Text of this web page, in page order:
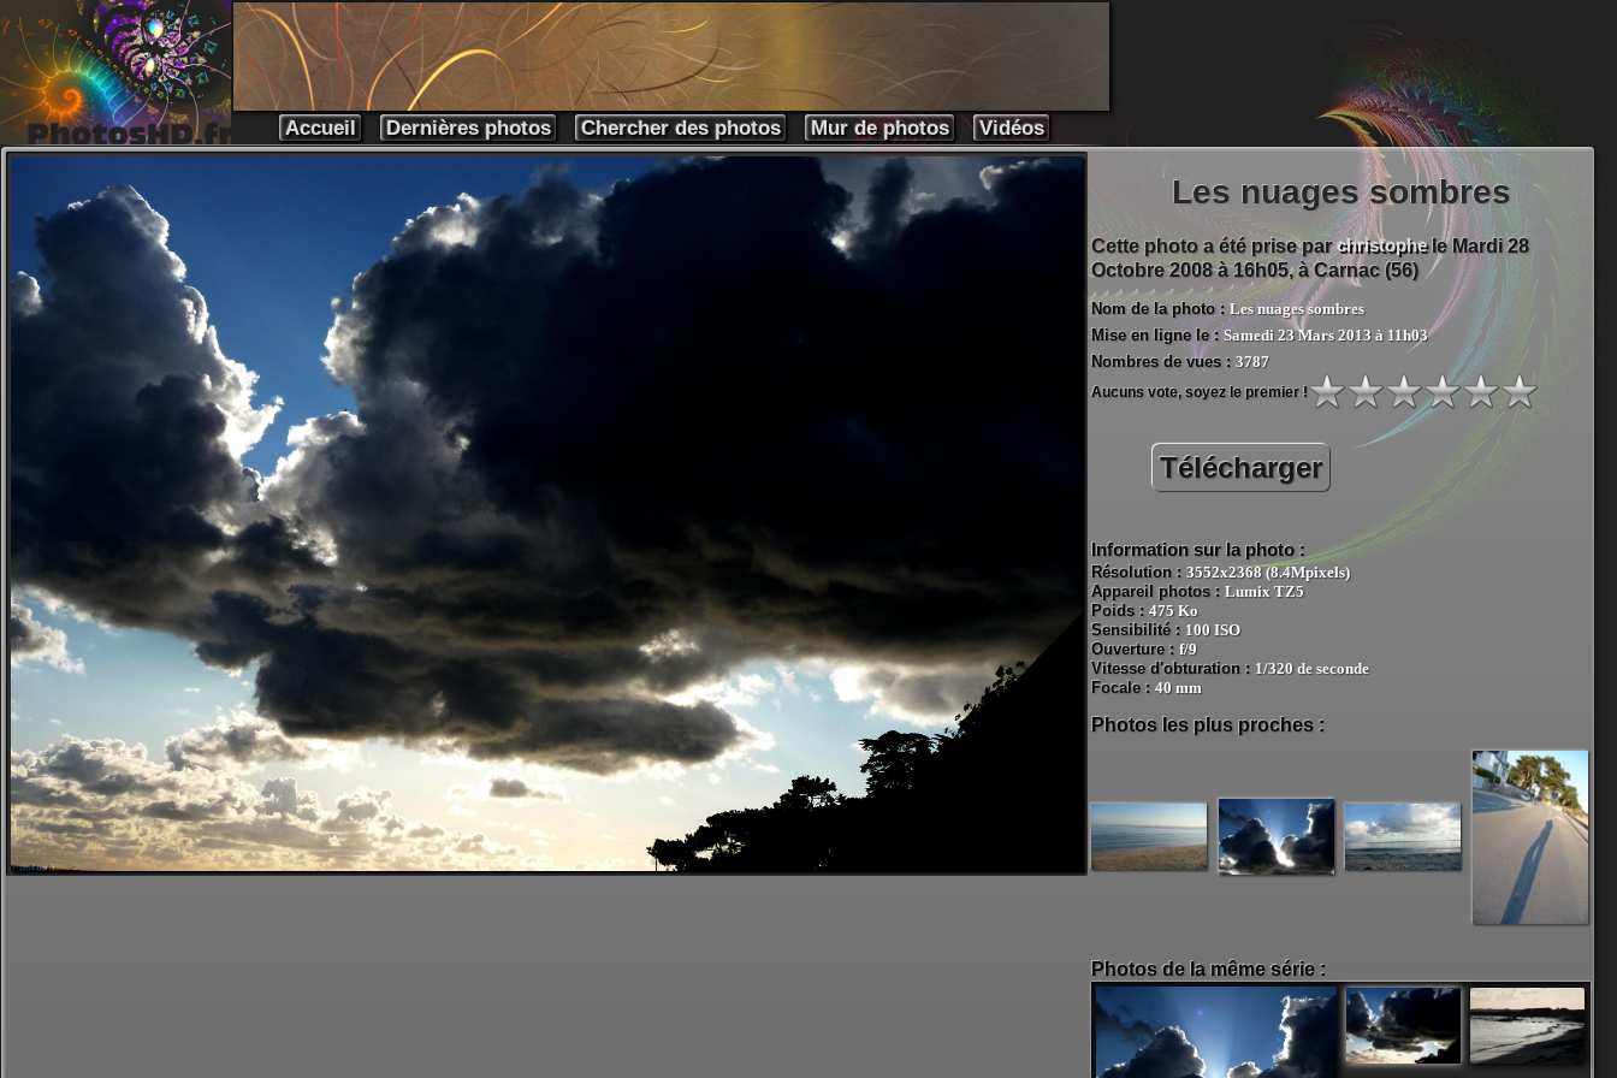
Accueil Dernières photos Chercher des photos Mur de photos Vidéos
Les nuages sombres
Cette photo a été prise parchristophele Mardi 28
Octobre 2008 à 16h05, àCarnac (56)
Nom de la photo : Les nuages sombres
Mise en ligne le : Samedi 23 Mars 2013 à 11h03
Nombres de vues : 3787
Aucuns vote, soyez le premier !
Télécharger
Information sur la photo :
Résolution : 3552x2368 (8.4Mpixels)
Appareil photos : Lumix TZ5
Poids : 475 Ko
Sensibilité : 100 ISO
Ouverture : f/9
Vitesse d'obturation : 1/320 de seconde
Focale : 40 mm
Photos les plus proches :
Photos de la même série :